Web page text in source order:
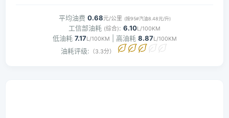
平均油费 0.68元/公里 (按95#汽油8.48元/升)
工信部油耗 (综合): 6.10L/100KM
低油耗 7.17L/100KM | 高油耗 8.87L/100KM
油耗评级: （3.3分）